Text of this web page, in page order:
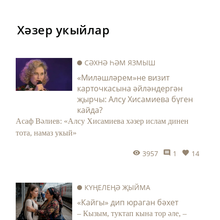
Хәзер укыйлар
СӘХНӘ ҺӘМ ЯЗМЫШ
«Миләшләрем»не визит
карточкасына әйләндергән
җырчы: Алсу Хисамиева бүген
кайда?
Асаф Вәлиев: «Алсу Хисамиева хәзер ислам динен
тота, намаз укый»
3957 1 14
КҮҢЕЛЕҢӘ ҖЫЙМА
«Кайгы» дип юраган бәхет
– Кызым, туктап кына тор әле, –